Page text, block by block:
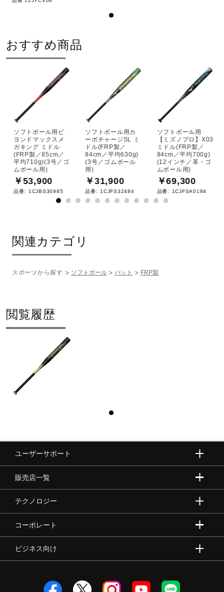
おすすめ商品
ソフトボール用ビ
ヨンドマックスメ
ガキング ミドル
(FRP製／85cm／
平均710g)(3号／ゴ
ムボール用)
￥53,900
品番: 1CJBS30985
ソフトボール用カ
ーボチャージSL ミ
ドル(FRP製／
84cm／平均630g)
(3号／ゴムボール
用)
￥31,900
品番: 1CJFS32484
ソフトボール用
【ミズノプロ】X03
ミドル(FRP製／
84cm／平均700g)
(12インチ／革・ゴ
ムボール用)
￥69,300
品番: 1CJFSA0184
関連カテゴリ
スポーツから探す ソフトボール バット FRP製
閲覧履歴
ユーザーサポート
販売店一覧
テクノロジー
コーポレート
ビジネス向け